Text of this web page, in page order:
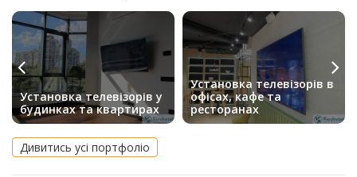
Установка телевізорів у
будинках та квартирах
Установка телевізорів в
офісах, кафе та
ресторанах
Дивитись усі портфоліо